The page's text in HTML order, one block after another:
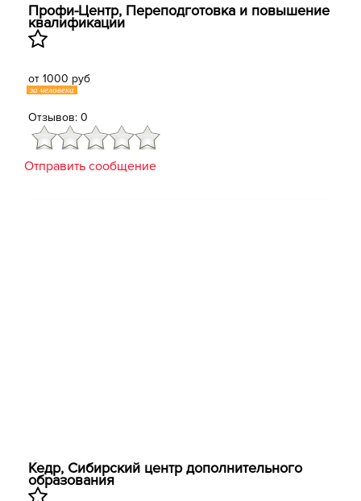
Профи-Центр, Переподготовка и повышение
квалификации
от 1000 руб
за человека
Отзывов: 0
Отправить сообщение
Кедр, Сибирский центр дополнительного
образования